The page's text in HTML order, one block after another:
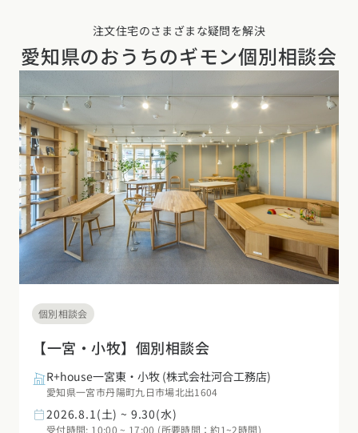
注文住宅のさまざまな疑問を解決
愛知県のおうちのギモン個別相談会
個別相談会
【一宮・小牧】個別相談会
R+house一宮東・小牧 (株式会社河合工務店)
愛知県一宮市丹陽町九日市場北出1604
2026.8.1(土) ~ 9.30(水)
受付時間: 10:00 ~ 17:00 (所要時間：約1~2時間)